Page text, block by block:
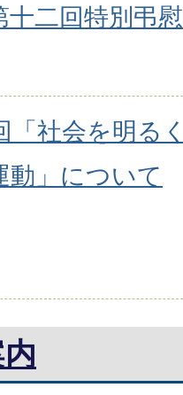
十二回特別弔慰
「社会を明るく
動」について